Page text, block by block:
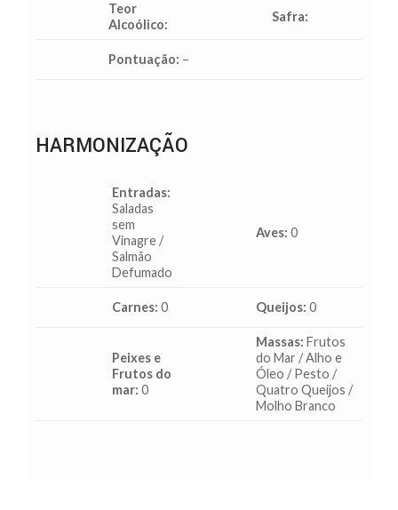
Teor
Alcoólico:
Safra:
Pontuação: –
HARMONIZAÇÃO
Entradas:
Saladas
sem
Vinagre /
Salmão
Defumado
Aves: 0
Carnes: 0 Queijos: 0
Peixes e
Frutos do
mar: 0
Massas: Frutos
do Mar / Alho e
Óleo / Pesto /
Quatro Queijos /
Molho Branco